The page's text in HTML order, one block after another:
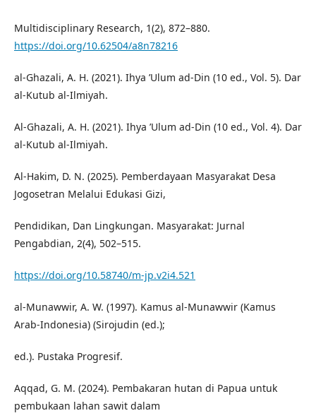
Multidisciplinary Research, 1(2), 872–880.
https://doi.org/10.62504/a8n78216
al-Ghazali, A. H. (2021). Ihya ’Ulum ad-Din (10 ed., Vol. 5). Dar
al-Kutub al-Ilmiyah.
Al-Ghazali, A. H. (2021). Ihya ’Ulum ad-Din (10 ed., Vol. 4). Dar
al-Kutub al-Ilmiyah.
Al-Hakim, D. N. (2025). Pemberdayaan Masyarakat Desa
Jogosetran Melalui Edukasi Gizi,
Pendidikan, Dan Lingkungan. Masyarakat: Jurnal
Pengabdian, 2(4), 502–515.
https://doi.org/10.58740/m-jp.v2i4.521
al-Munawwir, A. W. (1997). Kamus al-Munawwir (Kamus
Arab-Indonesia) (Sirojudin (ed.);
ed.). Pustaka Progresif.
Aqqad, G. M. (2024). Pembakaran hutan di Papua untuk
pembukaan lahan sawit dalam